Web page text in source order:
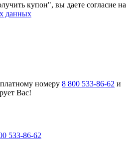
купон", вы даете согласие на
данных
номеру 8 800 533-86-62 и
Вас!
533-86-62